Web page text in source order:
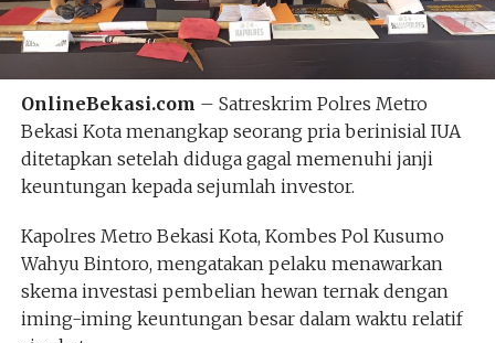
OnlineBekasi.com – Satreskrim Polres Metro
Bekasi Kota menangkap seorang pria berinisial IUA
ditetapkan setelah diduga gagal memenuhi janji
keuntungan kepada sejumlah investor.
Kapolres Metro Bekasi Kota, Kombes Pol Kusumo
Wahyu Bintoro, mengatakan pelaku menawarkan
skema investasi pembelian hewan ternak dengan
iming-iming keuntungan besar dalam waktu relatif